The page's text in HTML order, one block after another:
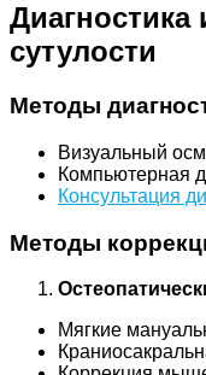
Диагностика
сутулости
Методы
Визуальный
Компьютерная
Консультация
Методы
Мягкие